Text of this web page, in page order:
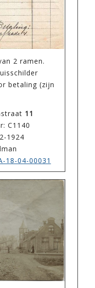
2 ramen.
betaling (zijn
11
C1140
1924
18-04-00031